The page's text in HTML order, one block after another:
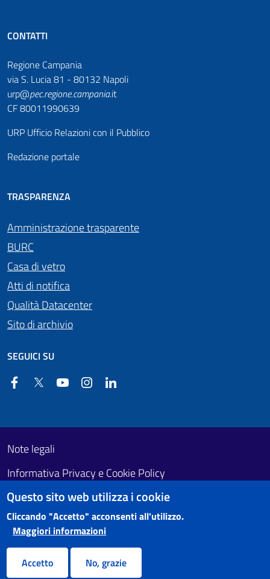
CONTATTI
Regione Campania
via S. Lucia 81 - 80132 Napoli
urp@pec.regione.campania.it
CF 80011990639
URP Ufficio Relazioni con il Pubblico
Redazione portale
TRASPARENZA
Amministrazione trasparente
BURC
Casa di vetro
Atti di notifica
Qualità Datacenter
Sito di archivio
SEGUICI SU
FacebookTwitter YouTube Instagram
Footer First
Useful links section
Note legali
Informativa Privacy e Cookie Policy
Obiettivi di accessibilità
Questo sito web utilizza i cookie
Cliccando "Accetto" acconsenti all'utilizzo.
Maggiori informazioni
Accetto No, grazie